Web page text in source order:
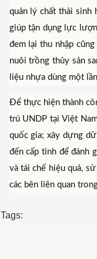
quản lý chất thải sinh
giúp tận dụng lực
đem lại thu nhập
nuôi trồng thủy sản
liệu nhựa dùng một
Để thực hiện thành
trú UNDP tại Việt
quốc gia; xây dựng
đến cấp tỉnh để đánh
và tái chế hiệu quả,
các bên liên quan
Tags: